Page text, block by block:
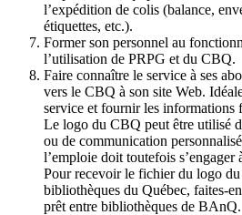
l’expédition de colis (balance,
étiquettes, etc.).
Former son personnel au
l’utilisation de PRPG et du CBQ.
Faire connaître le service à ses
vers le CBQ à son site Web.
service et fournir les informations
Le logo du CBQ peut être utilisé
ou de communication
l’emploie doit toutefois s’engager
Pour recevoir le fichier du logo du
bibliothèques du Québec, faites-
prêt entre bibliothèques de BAnQ.